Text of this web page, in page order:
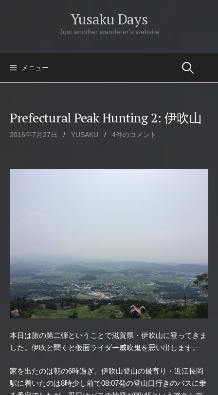
Yusaku Days
Just another wanderer's website
メニュー
Prefectural Peak Hunting 2: 伊吹山
2016年7月27日 / YUSAKU / 4件のコメント
本日は旅の第二弾ということで滋賀県・伊吹山に登ってきま
した。 伊吹と聞くと仮面ライダー威吹鬼を思い出します。
家を出たのは朝の6時過ぎ。伊吹山登山の最寄り・近江長岡
駅に着いたのは8時少し前で08:07発の登山口行きのバスに乗